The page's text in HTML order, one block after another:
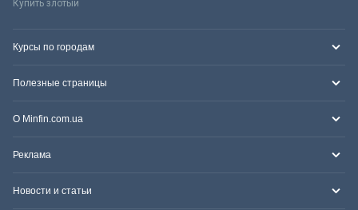
Купить злотый
Курсы по городам
Полезные страницы
О Minfin.com.ua
Реклама
Новости и статьи